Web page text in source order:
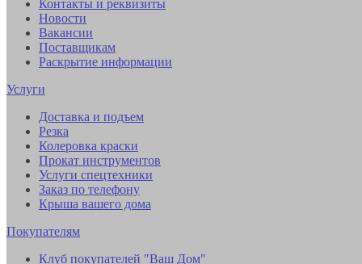
Контакты и реквизиты
Новости
Вакансии
Поставщикам
Раскрытие информации
Услуги
Доставка и подъем
Резка
Колеровка краски
Прокат инструментов
Услуги спецтехники
Заказ по телефону
Крыша вашего дома
Покупателям
Клуб покупателей "Ваш Дом"